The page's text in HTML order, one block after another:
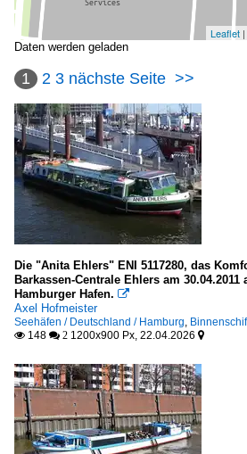
Leaflet
Daten werden geladen
1 2 3 nächste Seite >>
Die "Anita Ehlers" ENI 5117280, das
Barkassen-Centrale Ehlers am
Hamburger Hafen. 
Axel Hofmeister
Seehäfen / Deutschland / Hamburg
 148  2 1200x900 Px, 22.04.2026 